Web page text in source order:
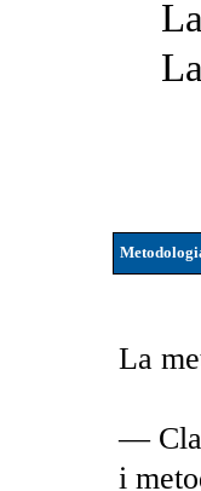
La
—
i